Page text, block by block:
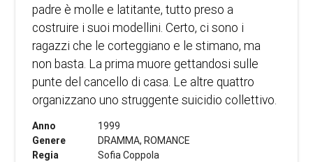
padre è molle e latitante, tutto preso a
costruire i suoi modellini. Certo, ci sono i
ragazzi che le corteggiano e le stimano, ma
non basta. La prima muore gettandosi sulle
punte del cancello di casa. Le altre quattro
organizzano uno struggente suicidio collettivo.
Anno
1999
Genere
DRAMMA, ROMANCE
Regia
Sofia Coppola